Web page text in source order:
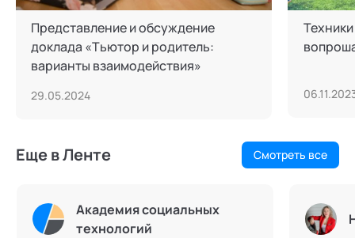
Представление и обсуждение
доклада «Тьютор и родитель:
варианты взаимодействия»
29.05.2024
Еще в Ленте Смотреть все
Академия социальных
технологий